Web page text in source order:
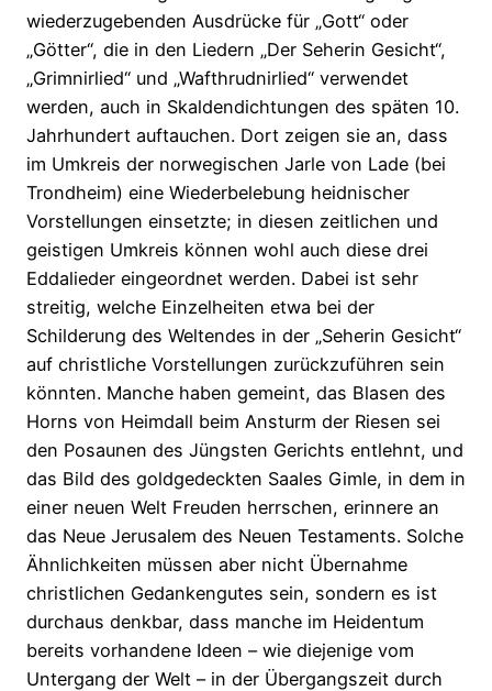
wiederzugebenden Ausdrücke für „Gott“ oder
„Götter“, die in den Liedern „Der Seherin Gesicht“,
„Grimnirlied“ und „Wafthrudnirlied“ verwendet
werden, auch in Skaldendichtungen des späten 10.
Jahrhundert auftauchen. Dort zeigen sie an, dass
im Umkreis der norwegischen Jarle von Lade (bei
Trondheim) eine Wiederbelebung heidnischer
Vorstellungen einsetzte; in diesen zeitlichen und
geistigen Umkreis können wohl auch diese drei
Eddalieder eingeordnet werden. Dabei ist sehr
streitig, welche Einzelheiten etwa bei der
Schilderung des Weltendes in der „Seherin Gesicht“
auf christliche Vorstellungen zurückzuführen sein
könnten. Manche haben gemeint, das Blasen des
Horns von Heimdall beim Ansturm der Riesen sei
den Posaunen des Jüngsten Gerichts entlehnt, und
das Bild des goldgedeckten Saales Gimle, in dem in
einer neuen Welt Freuden herrschen, erinnere an
das Neue Jerusalem des Neuen Testaments. Solche
Ähnlichkeiten müssen aber nicht Übernahme
christlichen Gedankengutes sein, sondern es ist
durchaus denkbar, dass manche im Heidentum
bereits vorhandene Ideen – wie diejenige vom
Untergang der Welt – in der Übergangszeit durch